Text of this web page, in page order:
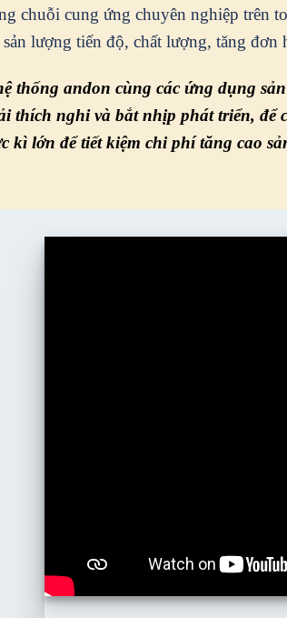
chuỗi cung ứng chuyên nghiệp trên
lượng tiến độ, chất lượng, tăng đơn
thống andon cùng các ứng dụng
thích nghi và bắt nhịp phát triển,
kì lớn để tiết kiệm chi phí tăng cao